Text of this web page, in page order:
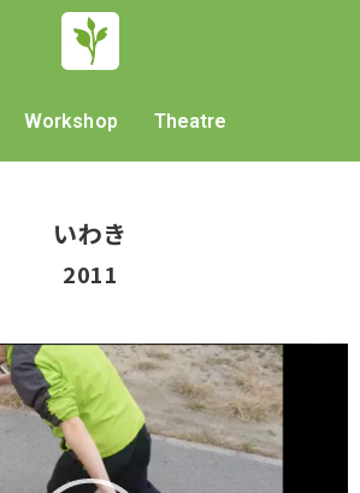
Workshop Theatre
いわき
2011